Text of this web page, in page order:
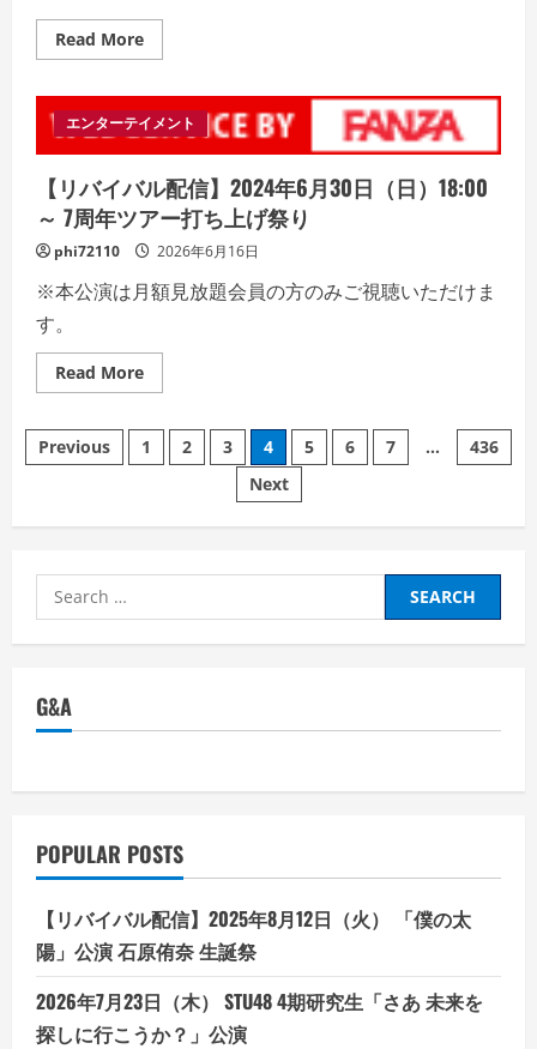
ー
ド
マ
付
き】
Read MoreRead
more
1on1・
報
告
書・
礼
が
半
分
の
間
で
店
舗
運
20
年
マ
ャ
AI
例
20
エンターテイメント
【リバイバル配信】2024年6月30日（日）18:00
～ 7周年ツアー打ち上げ祭り
phi72110 2026年6月16日
※本公演は月額見放題会員の方のみご視聴いただけま
す。
Read MoreRead
more
バ
イ
バ
信】
6
日
（日）
打
げ
祭
り
Posts
Previous 1 2 3 4 5 6 7 …
436
Next
Search
for:
G&A
POPULAR POSTS
【リバイバル配信】2025年8月12日（火） 「僕の太
陽」公演 石原侑奈 生誕祭
2026年7月23日（木） STU48 4期研究生「さあ 未来を
探しに行こうか？」公演